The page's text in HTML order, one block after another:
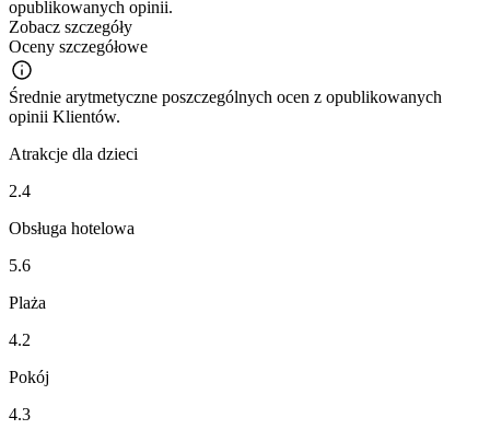
opublikowanych opinii.
Zobacz szczegóły
Oceny szczegółowe
Średnie arytmetyczne poszczególnych ocen z opublikowanych
opinii Klientów.
Atrakcje dla dzieci
2.4
Obsługa hotelowa
5.6
Plaża
4.2
Pokój
4.3